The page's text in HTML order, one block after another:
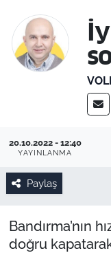
20.10.2022 - 12:40
YAYINLANMA
Paylaş
Bandırma’nın
doğru
Resmi İlanlar
Son Dakika
Haber Arşivi